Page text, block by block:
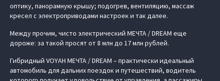
оптику, панорамную крышу; подогрев, вентиляцию, массаж
кресел с электроприводами настроек и так далее.
Между прочим, чисто электрический МЕЧТА / DREAM еще
дороже: за такой просят от 8 млн до 17 млн рублей.
Гибридный VOYAH МЕЧТА / DREAM – практически идеальный
автомобиль для дальних поездок и путешествий, водитель